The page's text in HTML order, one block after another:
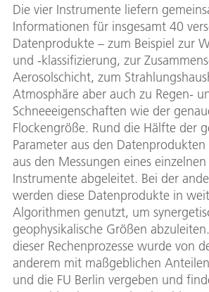
Die vier Instrumente liefern
Informationen für insgesamt 40
Datenprodukte – zum Beispiel zur
und -klassifizierung, zur
Aerosolschicht, zum
Atmosphäre aber auch zu Regen-
Schneeeigenschaften wie der
Flockengröße. Rund die Hälfte der
Parameter aus den
aus den Messungen eines
Instrumente abgeleitet. Bei der
werden diese Datenprodukte in
Algorithmen genutzt, um
geophysikalische Größen
dieser Rechenprozesse wurde von
anderem mit maßgeblichen Anteilen
und die FU Berlin vergeben und